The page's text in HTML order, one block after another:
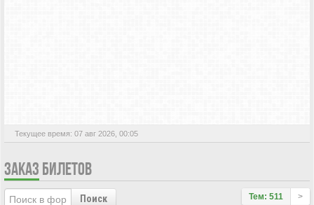
Текущее время: 07 авг 2026, 00:05
ЗАКАЗ БИЛЕТОВ
Поиск Тем: 511 >